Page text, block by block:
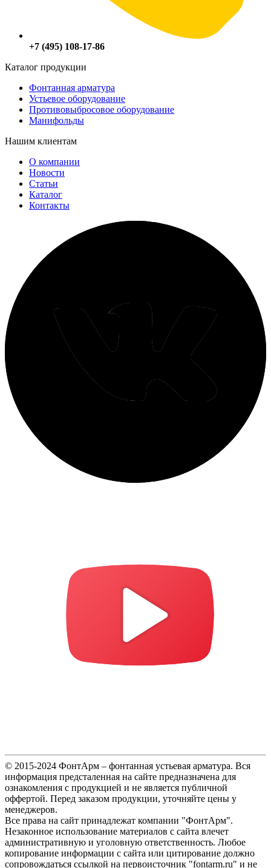
+7 (495) 108-17-86
Каталог продукции
Фонтанная арматура
Устьевое оборудование
Противовыбросовое оборудование
Манифольды
Нашим клиентам
О компании
Новости
Статьи
Каталог
Контакты
© 2015-2024 ФонтАрм – фонтанная устьевая арматура. Вся
информация предсталенная на сайте предназначена для
ознакомления с продукцией и не является публичной
оффертой. Перед заказом продукции, уточняйте цены у
менеджеров.
Все права на сайт принадлежат компании "ФонтАрм".
Незаконное использование материалов с сайта влечет
административную и уголовную ответственность. Любое
копирование информации с сайта или цитирование должно
сопровождаться ссылкой на первоисточник "fontarm.ru" и не